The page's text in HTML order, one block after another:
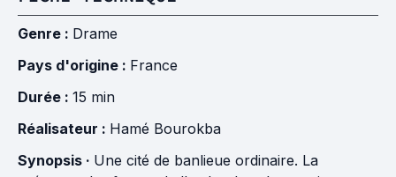
Genre : Drame
Pays d'origine : France
Durée : 15 min
Réalisateur : Hamé Bourokba
Synopsis · Une cité de banlieue ordinaire. La